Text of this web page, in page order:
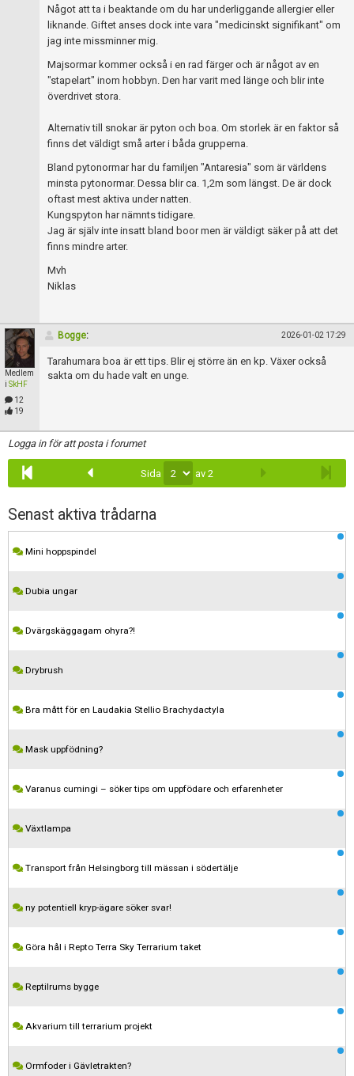
Något att ta i beaktande om du har underliggande allergier eller
liknande. Giftet anses dock inte vara "medicinskt signifikant" om
jag inte missminner mig.
Majsormar kommer också i en rad färger och är något av en
"stapelart" inom hobbyn. Den har varit med länge och blir inte
överdrivet stora.
Alternativ till snokar är pyton och boa. Om storlek är en faktor så
finns det väldigt små arter i båda grupperna.
Bland pytonormar har du familjen "Antaresia" som är världens
minsta pytonormar. Dessa blir ca. 1,2m som längst. De är dock
oftast mest aktiva under natten.
Kungspyton har nämnts tidigare.
Jag är själv inte insatt bland boor men är väldigt säker på att det
finns mindre arter.
Mvh
Niklas
Medlem
i SkHF
12
19
Bogge: 2026-01-02 17:29
Tarahumara boa är ett tips. Blir ej större än en kp. Växer också
sakta om du hade valt en unge.
Logga in för att posta i forumet
Sida av 2
Senast aktiva trådarna
Mini hoppspindel
Dubia ungar
Dvärgskäggagam ohyra?!
Drybrush
Bra mått för en Laudakia Stellio Brachydactyla
Mask uppfödning?
Varanus cumingi – söker tips om uppfödare och erfarenheter
Växtlampa
Transport från Helsingborg till mässan i södertälje
ny potentiell kryp-ägare söker svar!
Göra hål i Repto Terra Sky Terrarium taket
Reptilrums bygge
Akvarium till terrarium projekt
Ormfoder i Gävletrakten?